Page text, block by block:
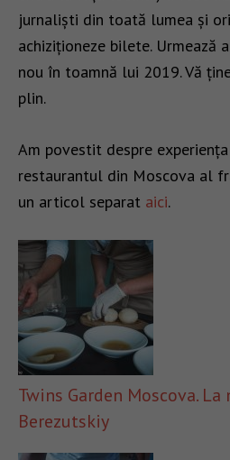
jurnaliști din toată lumea și
achiziționeze bilete. Urmează
nou în toamnă lui 2019. Vă
plin.
Am povestit despre
restaurantul din Moscova al
un articol separat aici.
Twins Garden Moscova.
Berezutskiy